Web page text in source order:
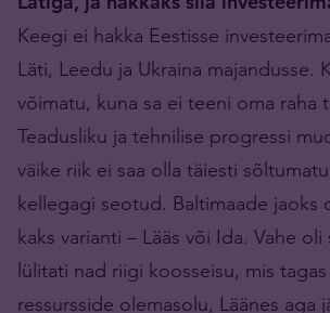
Keegi ei hakka Eestisse
Läti, Leedu ja Ukraina majandusse.
võimatu, kuna sa ei teeni oma raha
Teadusliku ja tehnilise progressi
väike riik ei saa olla täiesti
kellegagi seotud. Baltimaade jaoks
kaks varianti – Lääs või Ida. Vahe
lülitati nad riigi koosseisu, mis tagas
ressursside olemasolu, Läänes aga